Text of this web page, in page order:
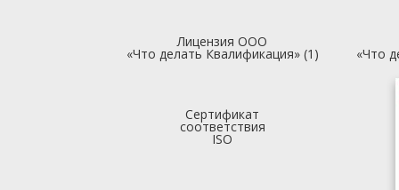
Лицензия ООО
«Что делать Квалификация» (1) «Что
Сертификат
соответствия
ISO